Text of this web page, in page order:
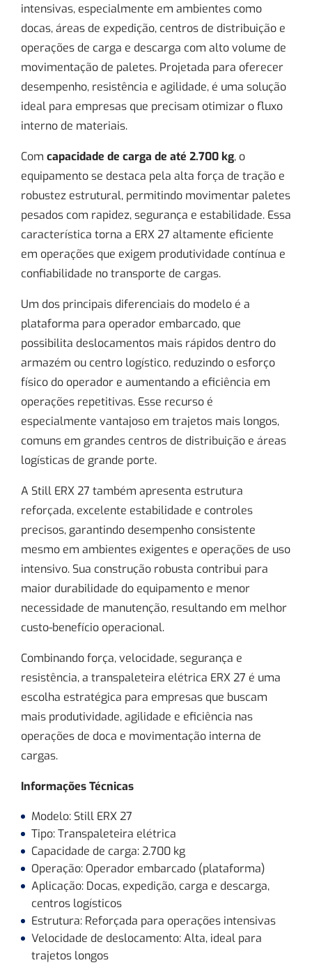
intensivas, especialmente em ambientes como
docas, áreas de expedição, centros de distribuição e
operações de carga e descarga com alto volume de
movimentação de paletes. Projetada para oferecer
desempenho, resistência e agilidade, é uma solução
ideal para empresas que precisam otimizar o fluxo
interno de materiais.
Com capacidade de carga de até 2.700 kg, o
equipamento se destaca pela alta força de tração e
robustez estrutural, permitindo movimentar paletes
pesados com rapidez, segurança e estabilidade. Essa
característica torna a ERX 27 altamente eficiente
em operações que exigem produtividade contínua e
confiabilidade no transporte de cargas.
Um dos principais diferenciais do modelo é a
plataforma para operador embarcado, que
possibilita deslocamentos mais rápidos dentro do
armazém ou centro logístico, reduzindo o esforço
físico do operador e aumentando a eficiência em
operações repetitivas. Esse recurso é
especialmente vantajoso em trajetos mais longos,
comuns em grandes centros de distribuição e áreas
logísticas de grande porte.
A Still ERX 27 também apresenta estrutura
reforçada, excelente estabilidade e controles
precisos, garantindo desempenho consistente
mesmo em ambientes exigentes e operações de uso
intensivo. Sua construção robusta contribui para
maior durabilidade do equipamento e menor
necessidade de manutenção, resultando em melhor
custo-benefício operacional.
Combinando força, velocidade, segurança e
resistência, a transpaleteira elétrica ERX 27 é uma
escolha estratégica para empresas que buscam
mais produtividade, agilidade e eficiência nas
operações de doca e movimentação interna de
cargas.
Informações Técnicas
Modelo: Still ERX 27
Tipo: Transpaleteira elétrica
Capacidade de carga: 2.700 kg
Operação: Operador embarcado (plataforma)
Aplicação: Docas, expedição, carga e descarga,
centros logísticos
Estrutura: Reforçada para operações intensivas
Velocidade de deslocamento: Alta, ideal para
trajetos longos